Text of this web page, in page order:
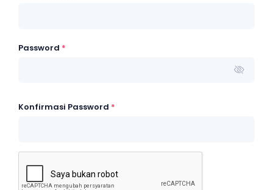
Password *
Konfirmasi Password *